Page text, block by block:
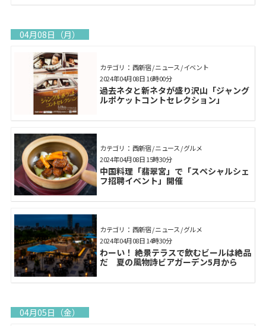
04月08日（月）
カテゴリ： 西新宿 / ニュース / イベント
過去ネタと新ネタが盛り沢山「ジャング
ルポケットコントセレクション」
2024年04月08日 16時00分
カテゴリ： 西新宿 / ニュース / グルメ
中国料理「翡翠宮」で「スペシャルシェ
フ招聘イベント」開催
2024年04月08日 15時30分
カテゴリ： 西新宿 / ニュース / グルメ
わーい！ 絶景テラスで飲むビールは絶品
だ 夏の風物詩ビアガーデン5月から
2024年04月08日 14時30分
04月05日（金）